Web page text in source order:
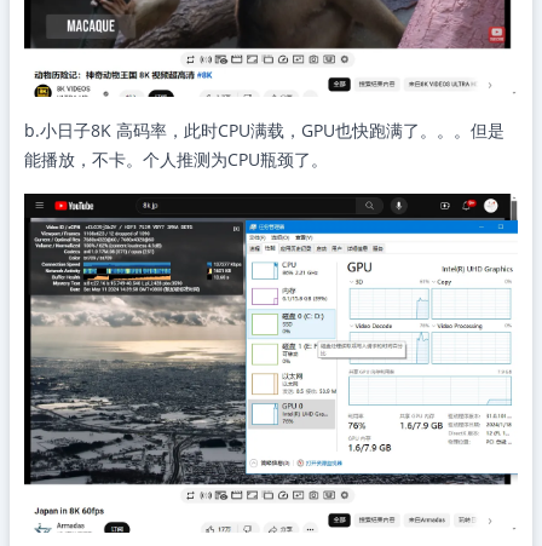
b.小日子8K 高码率，此时CPU满载，GPU也快跑满了。。。但是
能播放，不卡。个人推测为CPU瓶颈了。